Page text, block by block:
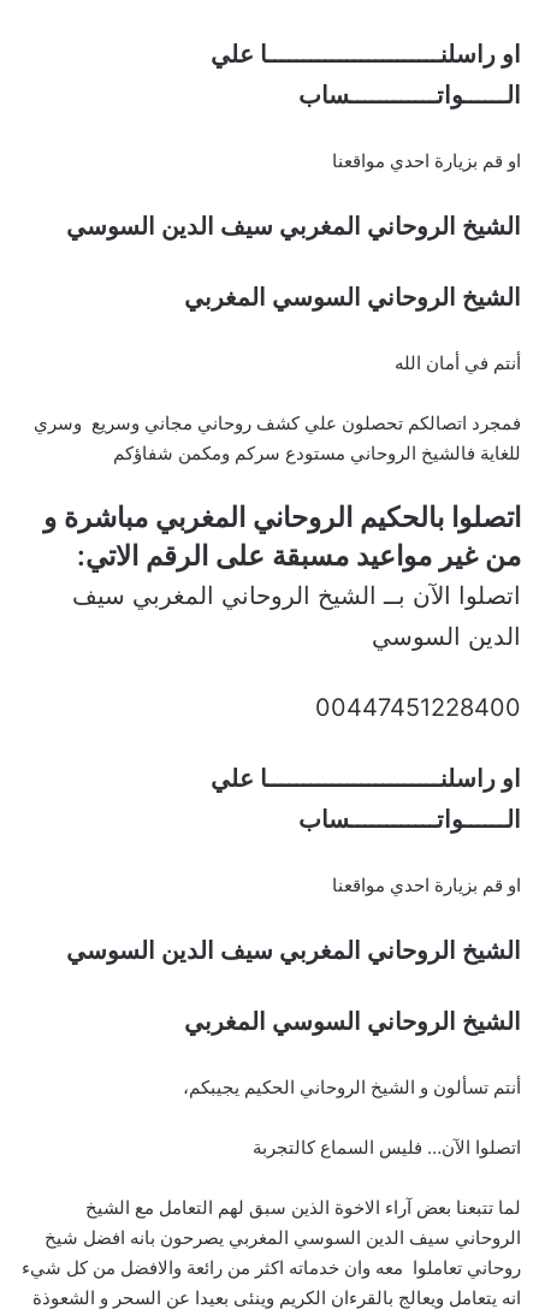
او راسلنــــــــــــــــــــــــا علي
الــــــواتــــــــــــساب
او قم بزيارة احدي مواقعنا
الشيخ الروحاني المغربي سيف الدين السوسي
الشيخ الروحاني السوسي المغربي
أنتم في أمان الله
فمجرد اتصالكم تحصلون علي كشف روحاني مجاني وسريع وسري
للغاية فالشيخ الروحاني مستودع سركم ومكمن شفاؤكم
اتصلوا بالحكيم الروحاني المغربي مباشرة و
من غير مواعيد مسبقة على الرقم الاتي:
اتصلوا الآن بــ الشيخ الروحاني المغربي سيف
الدين السوسي
00447451228400
او راسلنــــــــــــــــــــــــا علي
الــــــواتــــــــــــساب
او قم بزيارة احدي مواقعنا
الشيخ الروحاني المغربي سيف الدين السوسي
الشيخ الروحاني السوسي المغربي
أنتم تسألون و الشيخ الروحاني الحكيم يجيبكم،
اتصلوا الآن… فليس السماع كالتجربة
لما تتبعنا بعض آراء الاخوة الذين سبق لهم التعامل مع الشيخ
الروحاني سيف الدين السوسي المغربي يصرحون بانه افضل شيخ
روحاني تعاملوا معه وان خدماته اكثر من رائعة والافضل من كل شيء
انه يتعامل ويعالج بالقرءان الكريم وينئى بعيدا عن السحر و الشعوذة